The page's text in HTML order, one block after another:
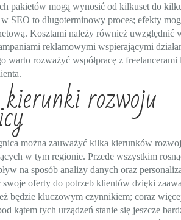
pakietów mogą wynosić od kilkuset do
SEO to długoterminowy proces; efekty
Kosztami należy również uwzględnić
reklamowymi wspierającymi
warto rozważyć współpracę z
rozwoju
można zauważyć kilka kierunków
w tym regionie. Przede wszystkim
na sposób analizy danych oraz
oferty do potrzeb klientów dzięki
będzie kluczowym czynnikiem; coraz
kątem tych urządzeń stanie się jeszcze